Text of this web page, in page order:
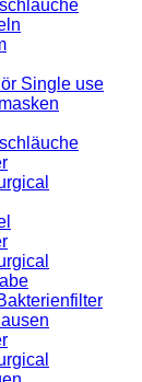
Single use